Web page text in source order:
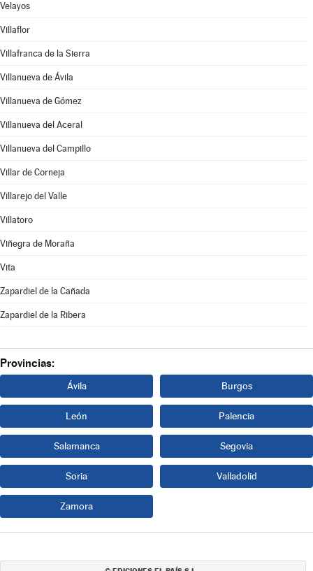
Velayos
Villaflor
Villafranca de la Sierra
Villanueva de Ávila
Villanueva de Gómez
Villanueva del Aceral
Villanueva del Campillo
Villar de Corneja
Villarejo del Valle
Villatoro
Viñegra de Moraña
Vita
Zapardiel de la Cañada
Zapardiel de la Ribera
Provincias:
Ávila Burgos
León Palencia
Salamanca Segovia
Soria Valladolid
Zamora